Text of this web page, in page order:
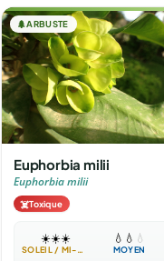
🌲ARBUSTE
Euphorbia milii
Euphorbia milii
☠️Toxique
☀️☀️☀️
SOLEIL / MI-OMBRE
💧 💧 💧
MOYEN